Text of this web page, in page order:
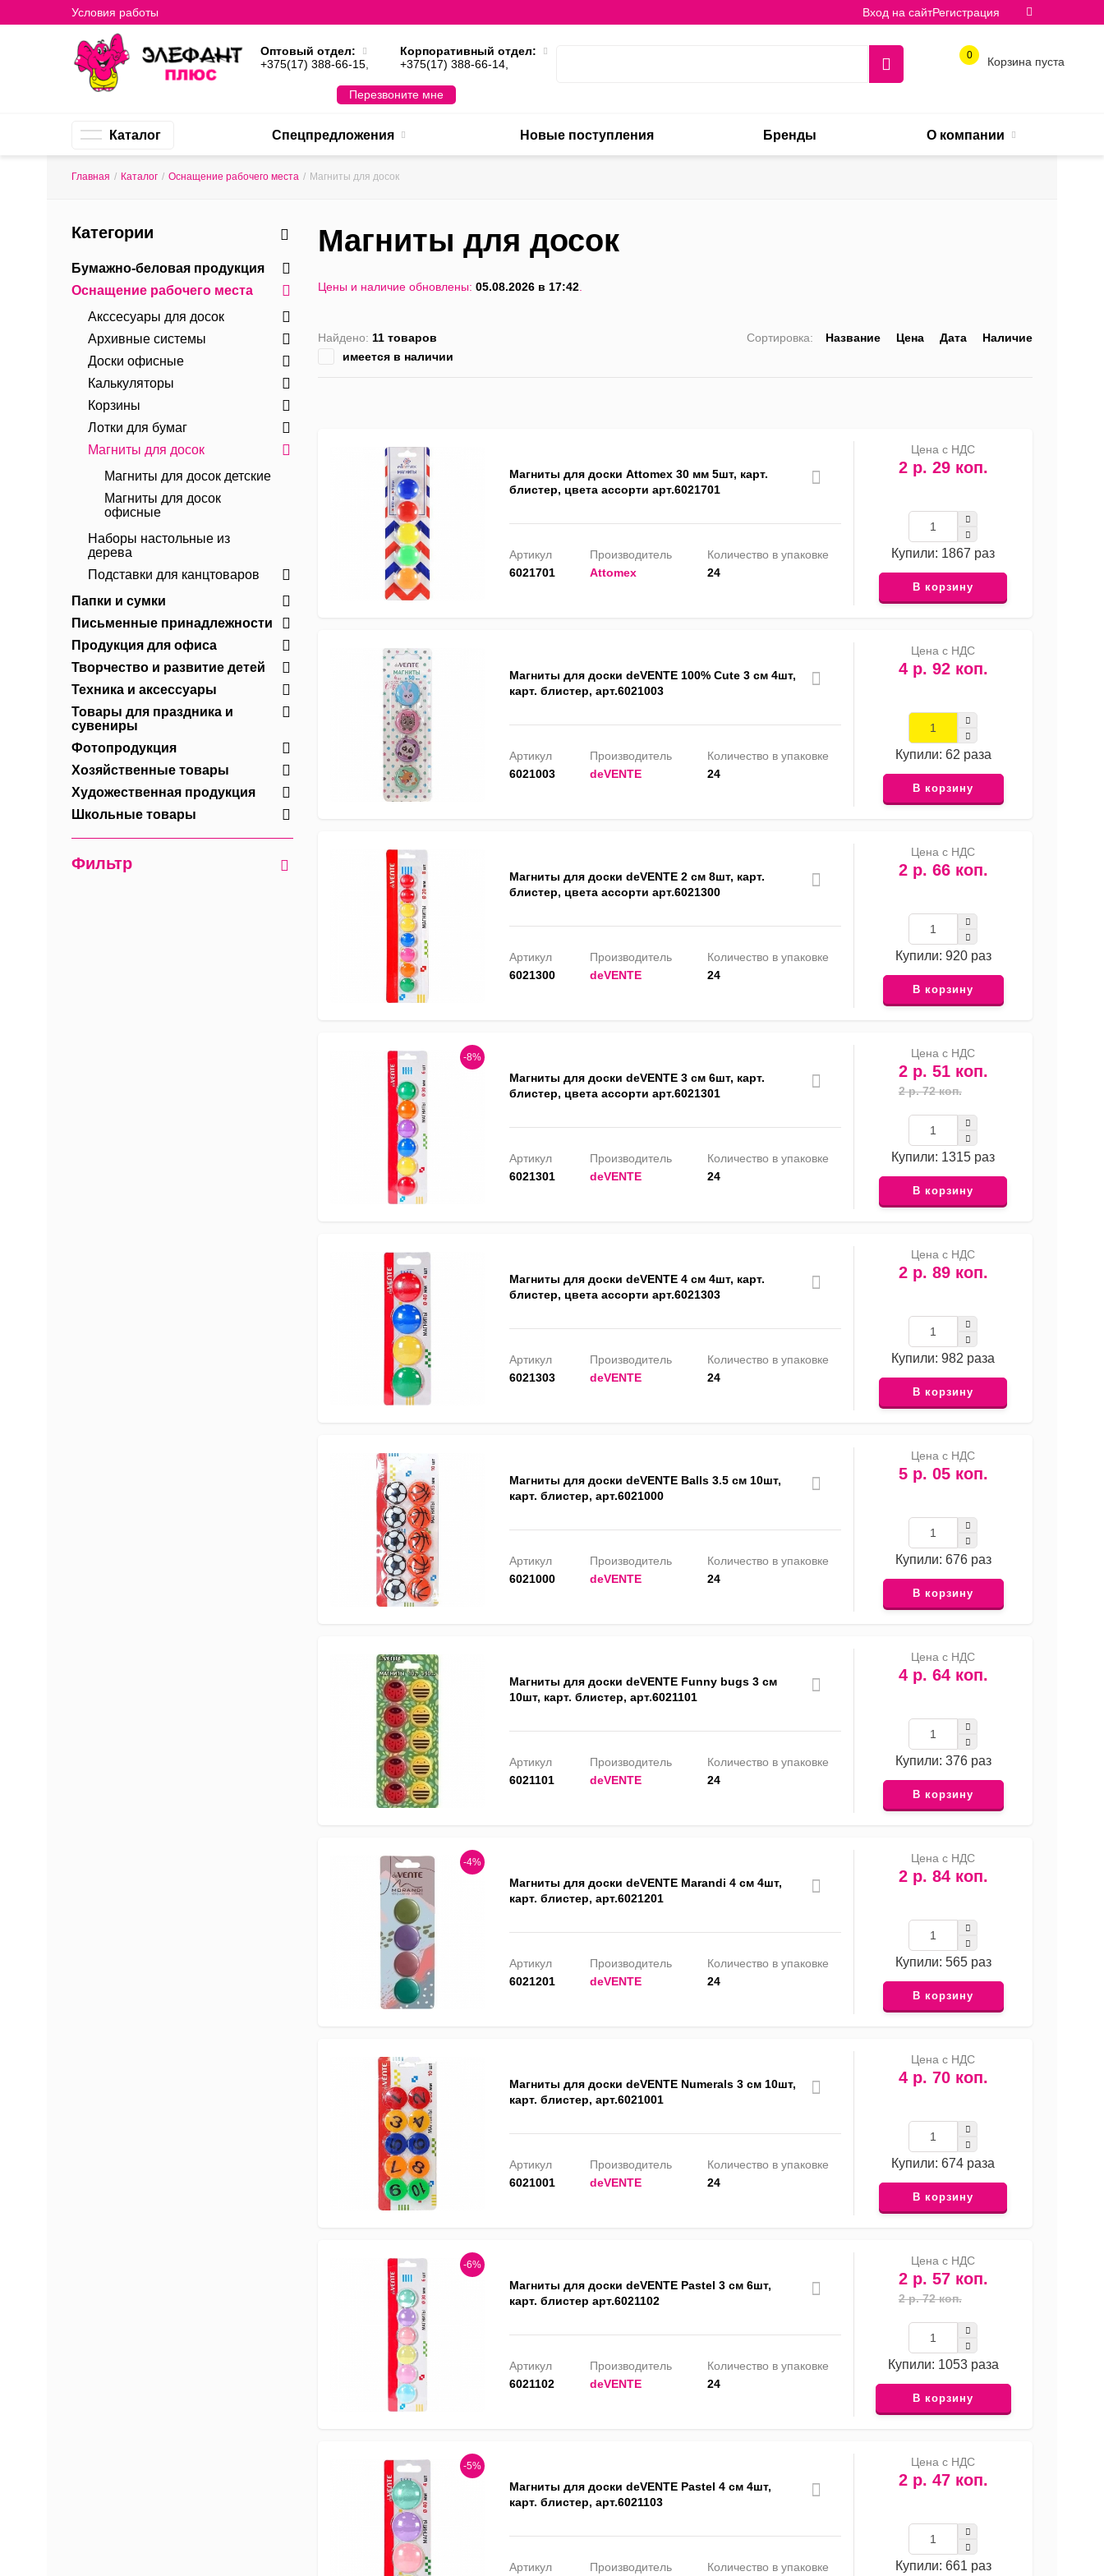
Условия работы Вход на сайтРегистрация
0 Корзина пуста
Оптовый отдел:
+375(17) 388-66-15,
Корпоративный отдел:
+375(17) 388-66-14,
Перезвоните мне
Каталог Спецпредложения Новые поступления Бренды О компании
Главная / Каталог / Оснащение рабочего места / Магниты для досок
Категории
Бумажно-беловая продукция
Оснащение рабочего места
Акссесуары для досок
Архивные системы
Доски офисные
Калькуляторы
Корзины
Лотки для бумаг
Магниты для досок
Магниты для досок детские
Магниты для досок
офисные
Наборы настольные из
дерева
Подставки для канцтоваров
Папки и сумки
Письменные принадлежности
Продукция для офиса
Творчество и развитие детей
Техника и аксессуары
Товары для праздника и
сувениры
Фотопродукция
Хозяйственные товары
Художественная продукция
Школьные товары
Фильтр
Магниты для досок
Цены и наличие обновлены: 05.08.2026 в 17:42.
Найдено: 11 товаров
имеется в наличии
Сортировка: Название Цена Дата Наличие
Магниты для доски Attomex 30 мм 5шт, карт.
блистер, цвета ассорти арт.6021701
Артикул
6021701
Производитель
Attomex
Количество в упаковке
24
Цена с НДС
2 р. 29 коп.
Купили: 1867 раз
В корзину
Магниты для доски deVENTE 100% Cute 3 см 4шт,
карт. блистер, арт.6021003
Артикул
6021003
Производитель
deVENTE
Количество в упаковке
24
Цена с НДС
4 р. 92 коп.
Купили: 62 раза
В корзину
Магниты для доски deVENTE 2 см 8шт, карт.
блистер, цвета ассорти арт.6021300
Артикул
6021300
Производитель
deVENTE
Количество в упаковке
24
Цена с НДС
2 р. 66 коп.
Купили: 920 раз
В корзину
-8%
Магниты для доски deVENTE 3 см 6шт, карт.
блистер, цвета ассорти арт.6021301
Артикул
6021301
Производитель
deVENTE
Количество в упаковке
24
Цена с НДС
2 р. 51 коп.
2 р. 72 коп.
Купили: 1315 раз
В корзину
Магниты для доски deVENTE 4 см 4шт, карт.
блистер, цвета ассорти арт.6021303
Артикул
6021303
Производитель
deVENTE
Количество в упаковке
24
Цена с НДС
2 р. 89 коп.
Купили: 982 раза
В корзину
Магниты для доски deVENTE Balls 3.5 см 10шт,
карт. блистер, арт.6021000
Артикул
6021000
Производитель
deVENTE
Количество в упаковке
24
Цена с НДС
5 р. 05 коп.
Купили: 676 раз
В корзину
Магниты для доски deVENTE Funny bugs 3 см
10шт, карт. блистер, арт.6021101
Артикул
6021101
Производитель
deVENTE
Количество в упаковке
24
Цена с НДС
4 р. 64 коп.
Купили: 376 раз
В корзину
-4%
Магниты для доски deVENTE Marandi 4 см 4шт,
карт. блистер, арт.6021201
Артикул
6021201
Производитель
deVENTE
Количество в упаковке
24
Цена с НДС
2 р. 84 коп.
Купили: 565 раз
В корзину
Магниты для доски deVENTE Numerals 3 см 10шт,
карт. блистер, арт.6021001
Артикул
6021001
Производитель
deVENTE
Количество в упаковке
24
Цена с НДС
4 р. 70 коп.
Купили: 674 раза
В корзину
-6%
Магниты для доски deVENTE Pastel 3 см 6шт,
карт. блистер арт.6021102
Артикул
6021102
Производитель
deVENTE
Количество в упаковке
24
Цена с НДС
2 р. 57 коп.
2 р. 72 коп.
Купили: 1053 раза
В корзину
-5%
Магниты для доски deVENTE Pastel 4 см 4шт,
карт. блистер, арт.6021103
Артикул Производитель Количество в упаковке
Цена с НДС
2 р. 47 коп.
Купили: 661 раз